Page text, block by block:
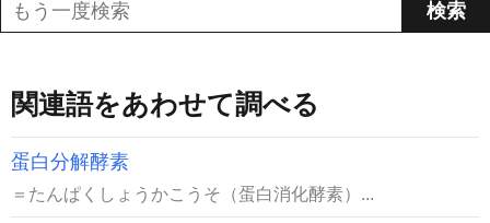
関連語をあわせて調べる
蛋白分解酵素
＝たんぱくしょうかこうそ（蛋白消化酵素）...